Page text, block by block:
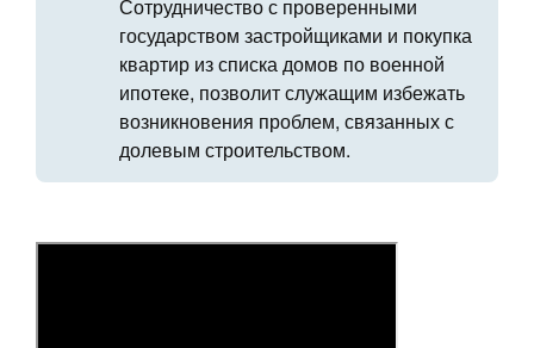
Сотрудничество с проверенными
государством застройщиками и покупка
квартир из списка домов по военной
ипотеке, позволит служащим избежать
возникновения проблем, связанных с
долевым строительством.